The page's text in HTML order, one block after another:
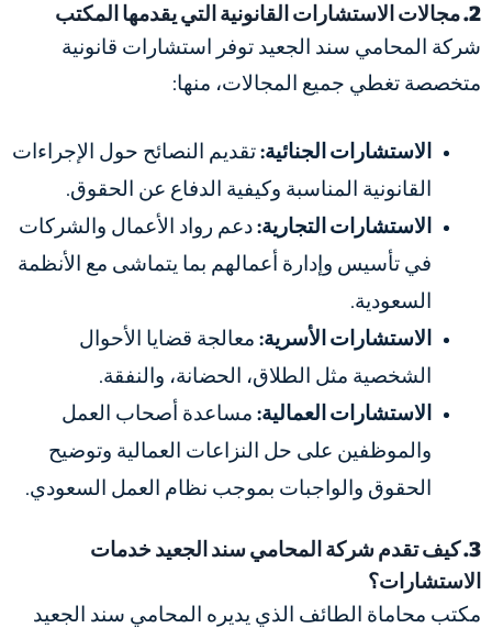
2. مجالات الاستشارات القانونية التي يقدمها المكتب
شركة المحامي سند الجعيد توفر استشارات قانونية
متخصصة تغطي جميع المجالات، منها:
الاستشارات الجنائية:تقديم النصائح حول الإجراءات
القانونية المناسبة وكيفية الدفاع عن الحقوق.
الاستشارات التجارية:دعم رواد الأعمال والشركات
في تأسيس وإدارة أعمالهم بما يتماشى مع الأنظمة
السعودية.
الاستشارات الأسرية: معالجة قضايا الأحوال
الشخصية مثل الطلاق، الحضانة، والنفقة.
الاستشارات العمالية: مساعدة أصحاب العمل
والموظفين على حل النزاعات العمالية وتوضيح
الحقوق والواجبات بموجب نظام العمل السعودي​​.
3. كيف تقدم شركة المحامي سند الجعيد خدمات
الاستشارات؟
مكتب محاماة الطائف الذي يديره المحامي سند الجعيد